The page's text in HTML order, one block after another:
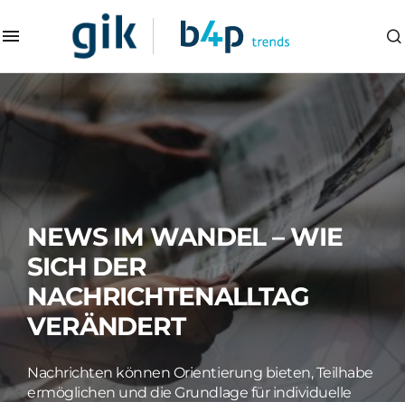
NEWS IM WANDEL – WIE
SICH DER
NACHRICHTENALLTAG
VERÄNDERT
Nachrichten können Orientierung bieten, Teilhabe
ermöglichen und die Grundlage für individuelle